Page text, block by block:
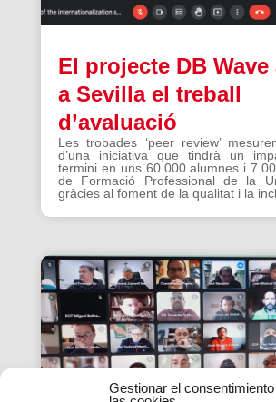
Gestionar el
El projecte DB Wave
a Sevilla el treball
d’avaluació
Les trobades ‘peer review’
d’una iniciativa que tindrà un
termini en uns 60.000 alumnes i
de Formació Professional de la
gràcies al foment de la qualitat i la